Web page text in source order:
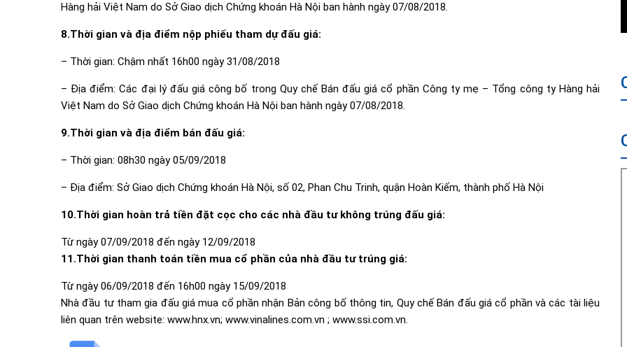
Hàng hải Việt Nam do Sở Giao dịch Chứng khoán Hà Nội ban hành ngày 07/08/2018.
8.Thời gian và địa điểm nộp phiếu tham dự đấu giá:
– Thời gian: Chậm nhất 16h00 ngày 31/08/2018
– Địa điểm: Các đại lý đấu giá công bố trong Quy chế Bán đấu giá cổ phần Công ty mẹ – Tổng công ty Hàng hải
Việt Nam do Sở Giao dịch Chứng khoán Hà Nội ban hành ngày 07/08/2018.
9.Thời gian và địa điểm bán đấu giá:
– Thời gian: 08h30 ngày 05/09/2018
– Địa điểm: Sở Giao dịch Chứng khoán Hà Nội, số 02, Phan Chu Trinh, quận Hoàn Kiếm, thành phố Hà Nội
10.Thời gian hoàn trả tiền đặt cọc cho các nhà đầu tư không trúng đấu giá:
Từ ngày 07/09/2018 đến ngày 12/09/2018
11.Thời gian thanh toán tiền mua cổ phần của nhà đầu tư trúng giá:
Từ ngày 06/09/2018 đến 16h00 ngày 15/09/2018
Nhà đầu tư tham gia đấu giá mua cổ phần nhận Bản công bố thông tin, Quy chế Bán đấu giá cổ phần và các tài liệu
liên quan trên website: www.hnx.vn; www.vinalines.com.vn ; www.ssi.com.vn.